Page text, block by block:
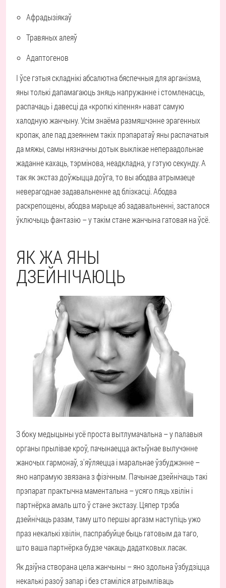
Афрадызіякаў
Травяных алеяў
Адаптогенов
І ўсе гэтыя складнікі абсалютна бяспечныя для арганізма,
яны толькі дапамагаюць зняць напружанне і стомленасць,
распачаць і давесці да «кропкі кіпення» нават самую
халодную жанчыну. Усім знаёма размяшчэнне эрагенных
кропак, але пад дзеяннем такіх прэпаратаў яны распачатыя
да мяжы, самы нязначны дотык выклікае непераадольнае
жаданне кахаць, тэрмінова, неадкладна, у гэтую секунду. А
так як экстаз доўжыцца доўга, то вы абодва атрымаеце
неверагоднае задавальненне ад блізкасці. Абодва
раскрепощены, абодва марыце аб задавальненні, засталося
ўключыць фантазію – у такім стане жанчына гатовая на ўсё.
ЯК ЖА ЯНЫ
ДЗЕЙНІЧАЮЦЬ
З боку медыцыны усё проста вытлумачальна – у палавыя
органы прылівае кроў, пачынаецца актыўнае вылучэнне
жаночых гармонаў, з'яўляецца і маральнае ўзбуджэнне –
яно напрамую звязана з фізічным. Пачынае дзейнічаць такі
прэпарат практычна маментальна – усяго пяць хвілін і
партнёрка амаль што ў стане экстазу. Цяпер трэба
дзейнічаць разам, таму што першы аргазм наступіць ужо
праз некалькі хвілін, паспрабуйце быць гатовым да таго,
што ваша партнёрка будзе чакаць дадатковых ласак.
Як дзіўна створана цела жанчыны – яно здольна ўзбудзіцца
некалькі разоў запар і без стаміліся атрымліваць